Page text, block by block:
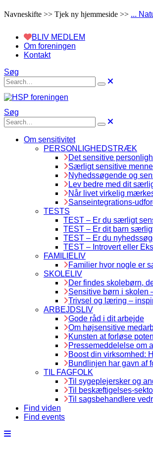
Navneskifte >> Tjek ny hjemmeside >> ...
BLIV MEDLEM
Om foreningen
Kontakt
Søg
Søg
Om sensitivitet
PERSONLIGHEDSTRÆK
Det sensitive
Særligt sensitive
Nyhedssøgende og
Lev bedre med dit
Når livet virkelig
Sanseintegrations-
TESTS
TEST – Er du særligt
TEST – Er dit barn
TEST – Er du
TEST – Introvert eller
FAMILIELIV
Familier hvor nogle er
SKOLELIV
Der findes skolebørn,
Sensitive børn i skolen
Trivsel og læring –
ARBEJDSLIV
Gode råd i dit arbejde
Om højsensitive
Kunsten at forløse
Pressemeddelelse om
Boost din virksomhed:
Bundlinjen har gavn af
TIL FAGFOLK
Til sygeplejersker og
Til beskæftigelses-
Til sagsbehandlere
Find viden
Find events